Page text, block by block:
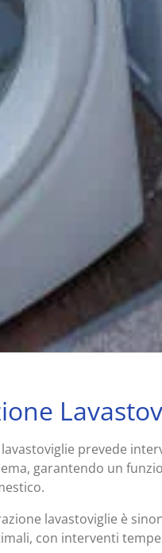
prevede
garantendo un
lavastoviglie è
con interventi